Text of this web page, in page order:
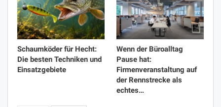
Schaumköder für Hecht:
Die besten Techniken und
Einsatzgebiete
Wenn der Büroalltag
Pause hat:
Firmenveranstaltung auf
der Rennstrecke als
echtes…